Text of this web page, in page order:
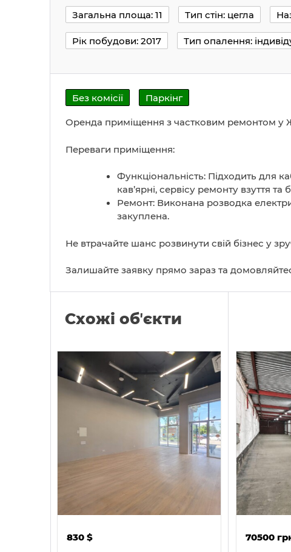
Загальна площа: 11 Тип стін: цегла
Рік побудови: 2017 Тип опалення:
Без комісії
Паркінг
Оренда приміщення з частковим ремонтом у
Переваги приміщення:
Функціональність: Підходить для
кав’ярні, сервісу ремонту взуття та
Ремонт: Виконана розводка
закуплена.
Не втрачайте шанс розвинути свій бізнес у
Залишайте заявку прямо зараз та
Схожі обʼєкти
830 $ 70500